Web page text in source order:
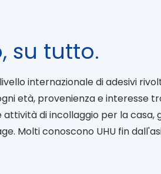
su tutto.
internazionale di adesivi
età, provenienza e interesse
di incollaggio per la casa,
Molti conoscono UHU fin